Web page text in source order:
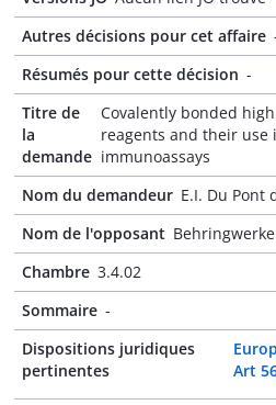
Autres décisions pour cet affaire
Résumés pour cette décision -
Titre de
la
demande
Covalently bonded
reagents and their
immunoassays
Nom du demandeur E.I. Du Pont
Nom de l'opposant
Chambre 3.4.02
Sommaire -
Dispositions juridiques
pertinentes
Art